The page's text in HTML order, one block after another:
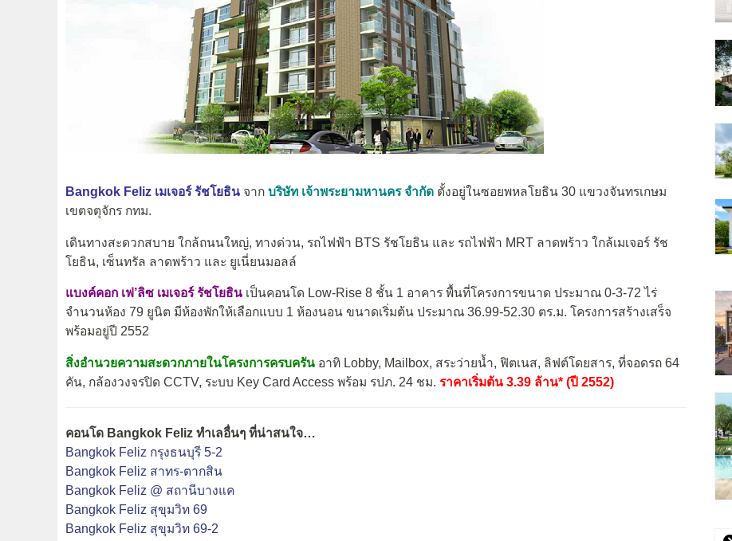
Bangkok Feliz เมเจอร์ รัชโยธิน จาก บริษัท เจ้าพระยามหานคร จำกัด ตั้งอยู่ในซอยพหลโยธิน 30 แขวงจันทรเกษม
เขตจตุจักร กทม.
เดินทางสะดวกสบาย ใกล้ถนนใหญ่, ทางด่วน, รถไฟฟ้า BTS รัชโยธิน และ รถไฟฟ้า MRT ลาดพร้าว ใกล้เมเจอร์ รัช
โยธิน, เซ็นทรัล ลาดพร้าว และ ยูเนี่ยนมอลล์
แบงค์คอก เฟ’ลิซ เมเจอร์ รัชโยธิน เป็นคอนโด Low-Rise 8 ชั้น 1 อาคาร พื้นที่โครงการขนาด ประมาณ 0-3-72 ไร่
จำนวนห้อง 79 ยูนิต มีห้องพักให้เลือกแบบ 1 ห้องนอน ขนาดเริ่มต้น ประมาณ 36.99-52.30 ตร.ม. โครงการสร้างเสร็จ
พร้อมอยู่ปี 2552
สิ่งอำนวยความสะดวกภายในโครงการครบครัน อาทิ Lobby, Mailbox, สระว่ายน้ำ, ฟิตเนส, ลิฟต์โดยสาร, ที่จอดรถ 64
คัน, กล้องวงจรปิด CCTV, ระบบ Key Card Access พร้อม รปภ. 24 ชม. ราคาเริ่มต้น 3.39 ล้าน* (ปี 2552)
คอนโด Bangkok Feliz ทำเลอื่นๆ ที่น่าสนใจ…
Bangkok Feliz กรุงธนบุรี 5-2
Bangkok Feliz สาทร-ตากสิน
Bangkok Feliz @ สถานีบางแค
Bangkok Feliz สุขุมวิท 69
Bangkok Feliz สุขุมวิท 69-2